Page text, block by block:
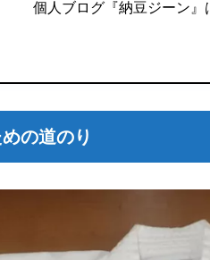
個人ブログ『納豆ジーン』
の道のり